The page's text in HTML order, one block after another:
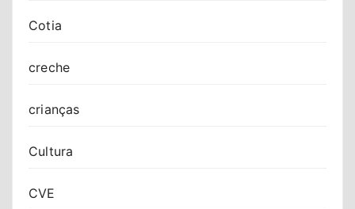
Cotia
creche
crianças
Cultura
CVE